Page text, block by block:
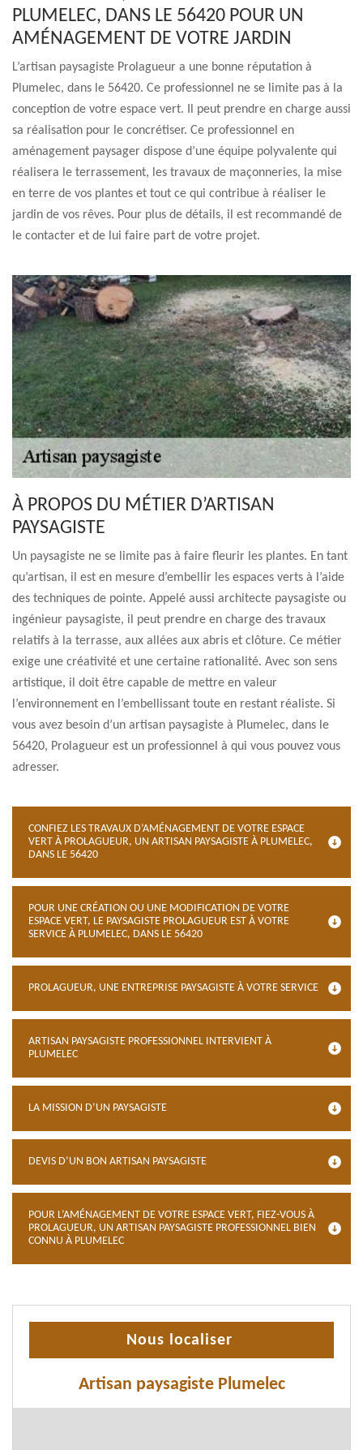
PLUMELEC, DANS LE 56420 POUR UN
AMÉNAGEMENT DE VOTRE JARDIN
L’artisan paysagiste Prolagueur a une bonne réputation à
Plumelec, dans le 56420. Ce professionnel ne se limite pas à la
conception de votre espace vert. Il peut prendre en charge aussi
sa réalisation pour le concrétiser. Ce professionnel en
aménagement paysager dispose d’une équipe polyvalente qui
réalisera le terrassement, les travaux de maçonneries, la mise
en terre de vos plantes et tout ce qui contribue à réaliser le
jardin de vos rêves. Pour plus de détails, il est recommandé de
le contacter et de lui faire part de votre projet.
À PROPOS DU MÉTIER D’ARTISAN
PAYSAGISTE
Un paysagiste ne se limite pas à faire fleurir les plantes. En tant
qu’artisan, il est en mesure d’embellir les espaces verts à l’aide
des techniques de pointe. Appelé aussi architecte paysagiste ou
ingénieur paysagiste, il peut prendre en charge des travaux
relatifs à la terrasse, aux allées aux abris et clôture. Ce métier
exige une créativité et une certaine rationalité. Avec son sens
artistique, il doit être capable de mettre en valeur
l’environnement en l’embellissant toute en restant réaliste. Si
vous avez besoin d’un artisan paysagiste à Plumelec, dans le
56420, Prolagueur est un professionnel à qui vous pouvez vous
adresser.
CONFIEZ LES TRAVAUX D’AMÉNAGEMENT DE VOTRE ESPACE
VERT À PROLAGUEUR, UN ARTISAN PAYSAGISTE À PLUMELEC,
DANS LE 56420
POUR UNE CRÉATION OU UNE MODIFICATION DE VOTRE
ESPACE VERT, LE PAYSAGISTE PROLAGUEUR EST À VOTRE
SERVICE À PLUMELEC, DANS LE 56420
PROLAGUEUR, UNE ENTREPRISE PAYSAGISTE À VOTRE SERVICE
ARTISAN PAYSAGISTE PROFESSIONNEL INTERVIENT À
PLUMELEC
LA MISSION D’UN PAYSAGISTE
DEVIS D’UN BON ARTISAN PAYSAGISTE
POUR L’AMÉNAGEMENT DE VOTRE ESPACE VERT, FIEZ-VOUS À
PROLAGUEUR, UN ARTISAN PAYSAGISTE PROFESSIONNEL BIEN
CONNU À PLUMELEC
Nous localiser
Artisan paysagiste Plumelec